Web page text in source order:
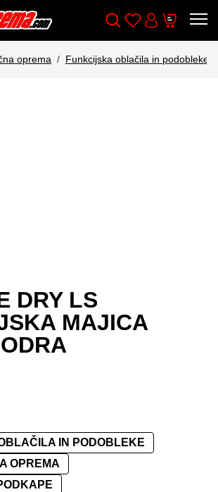
Wishlist
Cart
oprema Funkcijska oblačila in podobleke
DRY LS
MAJICA
IN PODOBLEKE
OPREMA